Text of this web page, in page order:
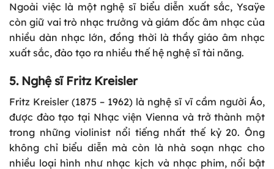
Ngoài việc là một nghệ sĩ biểu diễn xuất sắc, Ysaÿe
còn giữ vai trò nhạc trưởng và giám đốc âm nhạc của
nhiều dàn nhạc lớn, đồng thời là thầy giáo âm nhạc
xuất sắc, đào tạo ra nhiều thế hệ nghệ sĩ tài năng.
5. Nghệ sĩ Fritz Kreisler
Fritz Kreisler (1875 – 1962) là nghệ sĩ vĩ cầm người Áo,
được đào tạo tại Nhạc viện Vienna và trở thành một
trong những violinist nổi tiếng nhất thế kỷ 20. Ông
không chỉ biểu diễn mà còn là nhà soạn nhạc cho
nhiều loại hình như nhạc kịch và nhạc phim, nổi bật